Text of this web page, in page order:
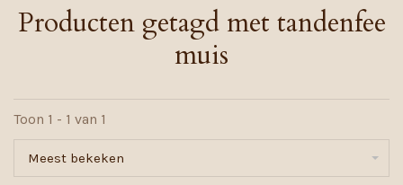
Producten getagd met tandenfee
muis
Toon 1 - 1 van 1
Meest bekeken